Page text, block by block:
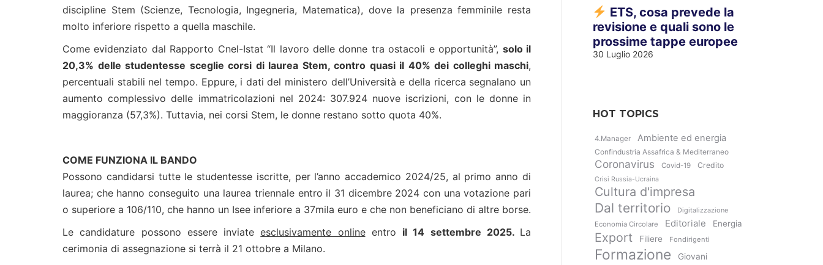
discipline Stem (Scienze, Tecnologia, Ingegneria, Matematica), dove la presenza femminile resta
molto inferiore rispetto a quella maschile.
Come evidenziato dal Rapporto Cnel-Istat “Il lavoro delle donne tra ostacoli e opportunità”, solo il
20,3% delle studentesse sceglie corsi di laurea Stem, contro quasi il 40% dei colleghi maschi,
percentuali stabili nel tempo. Eppure, i dati del ministero dell’Università e della ricerca segnalano un
aumento complessivo delle immatricolazioni nel 2024: 307.924 nuove iscrizioni, con le donne in
maggioranza (57,3%). Tuttavia, nei corsi Stem, le donne restano sotto quota 40%.
COME FUNZIONA IL BANDO
Possono candidarsi tutte le studentesse iscritte, per l’anno accademico 2024/25, al primo anno di
laurea; che hanno conseguito una laurea triennale entro il 31 dicembre 2024 con una votazione pari
o superiore a 106/110, che hanno un Isee inferiore a 37mila euro e che non beneficiano di altre borse.
Le candidature possono essere inviateesclusivamente onlineentro il 14 settembre 2025. La
cerimonia di assegnazione si terrà il 21 ottobre a Milano.
ETS, cosa prevede la
revisione e quali sono le
prossime tappe europee
30 Luglio 2026
HOT TOPICS
4.Manager Ambiente ed energia
Confindustria Assafrica & Mediterraneo
Coronavirus Covid-19 Credito
Crisi Russia-Ucraina
Cultura d'impresa
Dal territorio
Digitalizzazione
Economia Circolare
Editoriale Energia
Export Filiere Fondirigenti
Formazione
Giovani